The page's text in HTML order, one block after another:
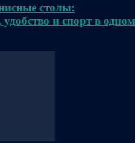
столы:
и спорт в одном